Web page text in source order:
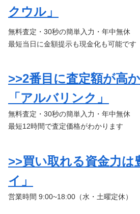
クウル」
無料査定・30秒の簡単入力・年中無休
最短当日に金額提示も現金化も可能です
>>2番目に査定額が高
「アルバリンク」
無料査定・30秒の簡単入力・年中無休
最短12時間で査定価格がわかります
>>買い取れる資金力は
イ」
営業時間 9:00~18:00（水・土曜定休）